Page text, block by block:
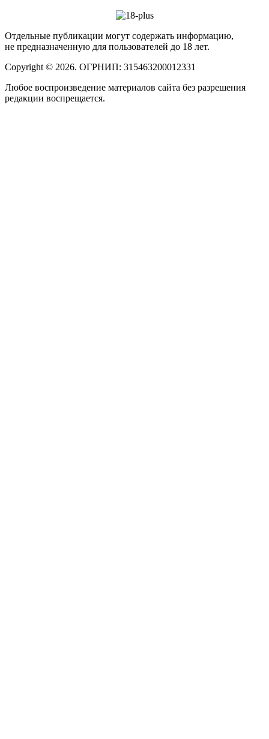
Отдельные публикации могут содержать информацию,
не предназначенную для пользователей до 18 лет.
Copyright © 2026. ОГРНИП: 315463200012331
Любое воспроизведение материалов сайта без разрешения
редакции воспрещается.